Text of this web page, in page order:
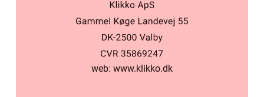
web: www.klikko.dk